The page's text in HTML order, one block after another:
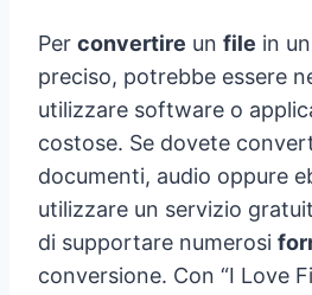
Per convertire un file in
preciso, potrebbe essere
utilizzare software o
costose. Se dovete
documenti, audio oppure
utilizzare un servizio
di supportare numerosi
conversione. Con “I Love